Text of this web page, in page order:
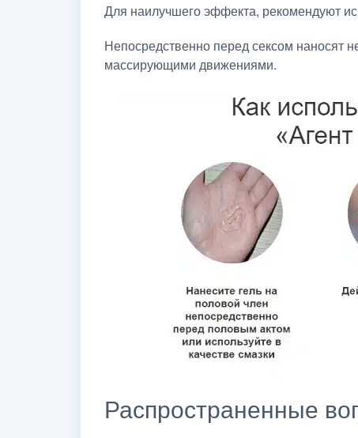
Для наилучшего эффекта, рекомендуют
Непосредственно перед сексом наносят
массирующими движениями.
Распространенные